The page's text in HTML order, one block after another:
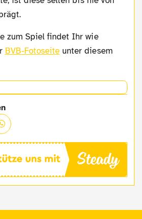
BVB-Fotoseite unter diesem